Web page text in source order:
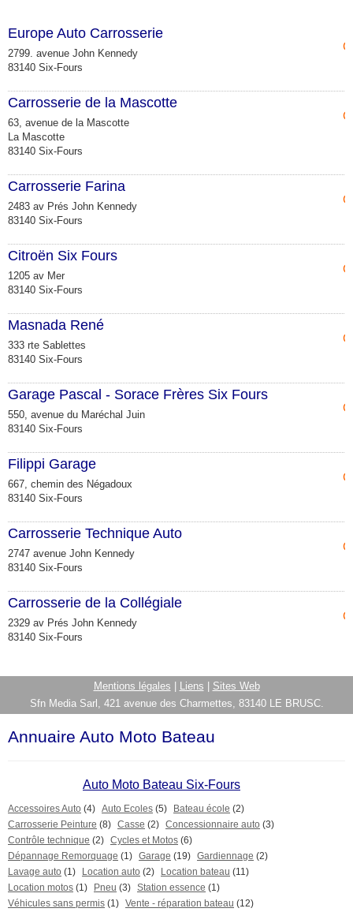
Europe Auto Carrosserie
2799. avenue John Kennedy
83140 Six-Fours
Carrosserie de la Mascotte
63, avenue de la Mascotte
La Mascotte
83140 Six-Fours
Carrosserie Farina
2483 av Prés John Kennedy
83140 Six-Fours
Citroën Six Fours
1205 av Mer
83140 Six-Fours
Masnada René
333 rte Sablettes
83140 Six-Fours
Garage Pascal - Sorace Frères Six Fours
550, avenue du Maréchal Juin
83140 Six-Fours
Filippi Garage
667, chemin des Négadoux
83140 Six-Fours
Carrosserie Technique Auto
2747 avenue John Kennedy
83140 Six-Fours
Carrosserie de la Collégiale
2329 av Prés John Kennedy
83140 Six-Fours
Mentions légales Liens
Sites Web
Sfn Media Sarl, 421 avenue des Charmettes, 83140 LE BRUSC.
Annuaire Auto Moto Bateau
Auto Moto Bateau Six-Fours
Accessoires Auto (4) Auto Ecoles (5) Bateau école (2)
Carrosserie Peinture (8) Casse (2) Concessionnaire auto (3)
Contrôle technique (2) Cycles et Motos (6)
Dépannage Remorquage (1) Garage (19) Gardiennage (2)
Lavage auto (1) Location auto (2) Location bateau (11)
Location motos (1) Pneu (3) Station essence (1)
Véhicules sans permis (1) Vente - réparation bateau (12)